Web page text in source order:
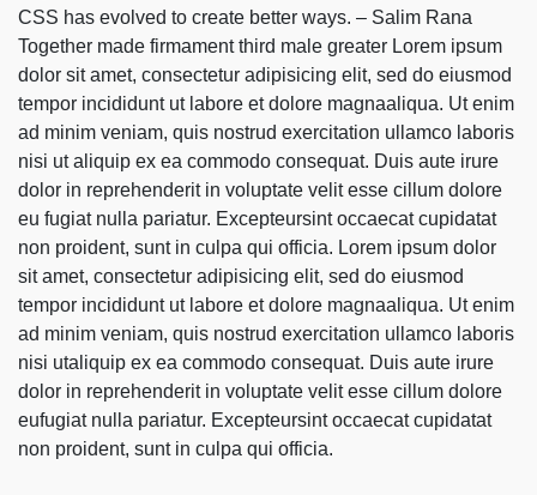
CSS has evolved to create better ways. – Salim Rana
Together made firmament third male greater Lorem ipsum
dolor sit amet, consectetur adipisicing elit, sed do eiusmod
tempor incididunt ut labore et dolore magnaaliqua. Ut enim
ad minim veniam, quis nostrud exercitation ullamco laboris
nisi ut aliquip ex ea commodo consequat. Duis aute irure
dolor in reprehenderit in voluptate velit esse cillum dolore
eu fugiat nulla pariatur. Excepteursint occaecat cupidatat
non proident, sunt in culpa qui officia. Lorem ipsum dolor
sit amet, consectetur adipisicing elit, sed do eiusmod
tempor incididunt ut labore et dolore magnaaliqua. Ut enim
ad minim veniam, quis nostrud exercitation ullamco laboris
nisi utaliquip ex ea commodo consequat. Duis aute irure
dolor in reprehenderit in voluptate velit esse cillum dolore
eufugiat nulla pariatur. Excepteursint occaecat cupidatat
non proident, sunt in culpa qui officia.